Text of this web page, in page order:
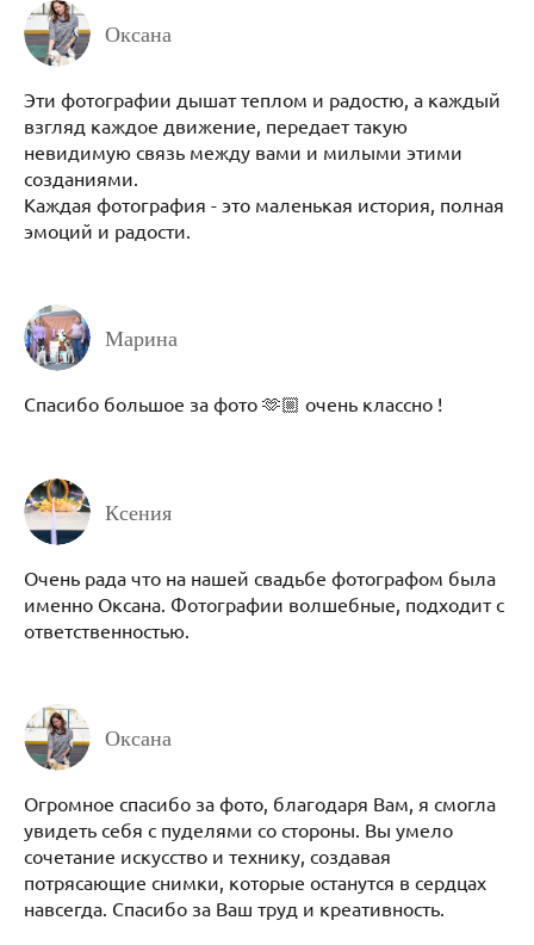
Оксана
Эти фотографии дышат теплом и радостю, а каждый
взгляд каждое движение, передает такую
невидимую связь между вами и милыми этими
созданиями.
Каждая фотография - это маленькая история, полная
эмоций и радости.
Марина
Спасибо большое за фото 🫶🏼 очень классно !
Ксения
Очень рада что на нашей свадьбе фотографом была
именно Оксана. Фотографии волшебные, подходит с
ответственностью.
Оксана
Огромное спасибо за фото, благодаря Вам, я смогла
увидеть себя с пуделями со стороны. Вы умело
сочетание искусство и технику, создавая
потрясающие снимки, которые останутся в сердцах
навсегда. Спасибо за Ваш труд и креативность.